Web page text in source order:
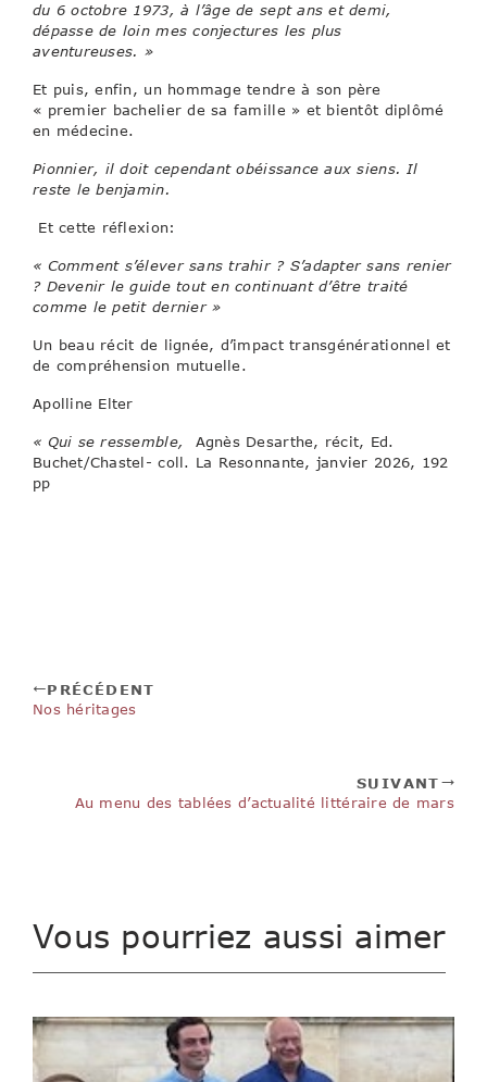
du 6 octobre 1973, à l’âge de sept ans et demi,
dépasse de loin mes conjectures les plus
aventureuses. »
Et puis, enfin, un hommage tendre à son père
« premier bachelier de sa famille » et bientôt diplômé
en médecine.
Pionnier, il doit cependant obéissance aux siens. Il
reste le benjamin.
Et cette réflexion:
« Comment s’élever sans trahir ? S’adapter sans renier
? Devenir le guide tout en continuant d’être traité
comme le petit dernier »
Un beau récit de lignée, d’impact transgénérationnel et
de compréhension mutuelle.
Apolline Elter
« Qui se ressemble,
Agnès Desarthe, récit, Ed.
Buchet/Chastel- coll. La Resonnante, janvier 2026, 192
pp
PRÉCÉDENT
Nos héritages
SUIVANT
Au menu des tablées d’actualité littéraire de mars
Vous pourriez aussi aimer